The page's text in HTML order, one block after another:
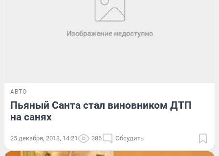
АВТО
Пьяный Санта стал виновником ДТП
на санях
25 декабря, 2013, 14:21 386 Обсудить